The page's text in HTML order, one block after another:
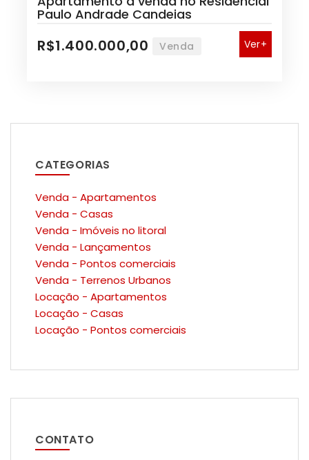
Paulo Andrade Candeias
R$1.400.000,00 Venda Ver+
CATEGORIAS
Venda - Apartamentos
Venda - Casas
Venda - Imóveis no litoral
Venda - Lançamentos
Venda - Pontos comerciais
Venda - Terrenos Urbanos
Locação - Apartamentos
Locação - Casas
Locação - Pontos comerciais
CONTATO